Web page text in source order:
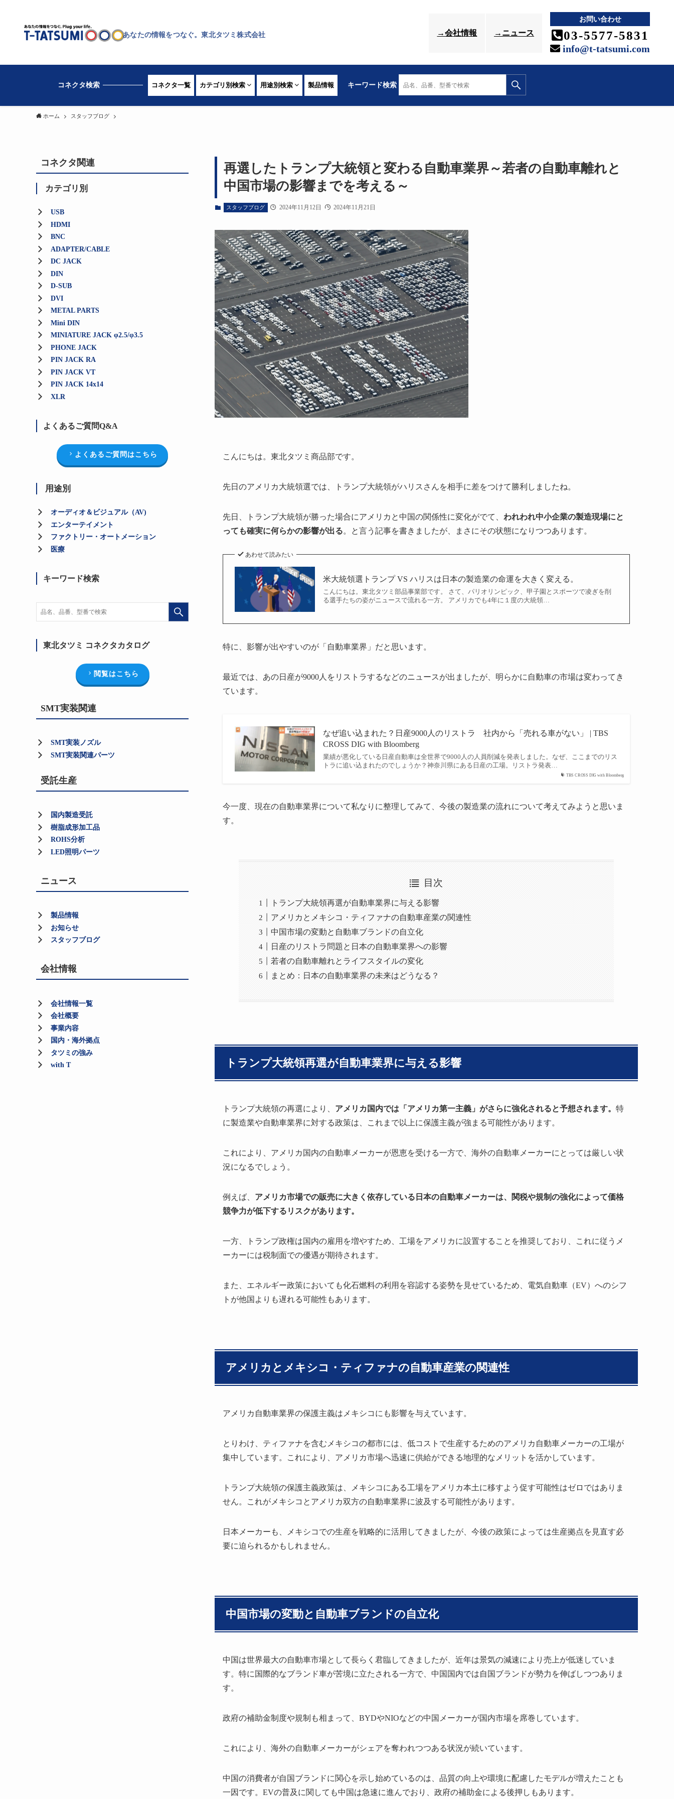
あなたの情報をつなぐ。東北タツミ株式会社 →会社情報 →ニュース
お問い合わせ
03-5577-5831
info@t-tatsumi.com
コネクタ一覧 カテゴリ別検索 用途別検索 製品情報 キーワード検索
ホーム スタッフブログ
再選したトランプ大統領と変わる自動車業界～若者の自動車離れと
中国市場の影響までを考える～
スタッフブログ 2024年11月12日 2024年11月21日
こんにちは。東北タツミ商品部です。
先日のアメリカ大統領選では、トランプ大統領がハリスさんを相手に差をつけて勝利しましたね。
先日、トランプ大統領が勝った場合にアメリカと中国の関係性に変化がでて、 われわれ中小企業の製造現場にと
っても確実に何らかの影響が出る。と言う記事を書きましたが、まさにその状態になりつつあります。
あわせて読みたい
米大統領選トランプ VS ハリスは日本の製造業の命運を大きく変える。
こんにちは。東北タツミ部品事業部です。 さて、パリオリンピック、甲子園とスポーツで凌ぎを削
る選手たちの姿がニュースで流れる一方。 アメリカでも4年に１度の大統領…
特に、影響が出やすいのが「自動車業界」だと思います。
最近では、あの日産が9000人をリストラするなどのニュースが出ましたが、明らかに自動車の市場は変わってき
ています。
TBS CROSS DIG with Bloomberg
なぜ追い込まれた？日産9000人のリストラ 社内から「売れる車がない」 | TBS
CROSS DIG with Bloomberg
業績が悪化している日産自動車は全世界で9000人の人員削減を発表しました。なぜ、ここまでのリス
トラに追い込まれたのでしょうか？神奈川県にある日産の工場。リストラ発表…
今一度、現在の自動車業界について私なりに整理してみて、今後の製造業の流れについて考えてみようと思いま
す。
目次
トランプ大統領再選が自動車業界に与える影響
アメリカとメキシコ・ティファナの自動車産業の関連性
中国市場の変動と自動車ブランドの自立化
日産のリストラ問題と日本の自動車業界への影響
若者の自動車離れとライフスタイルの変化
まとめ：日本の自動車業界の未来はどうなる？
トランプ大統領再選が自動車業界に与える影響
トランプ大統領の再選により、 アメリカ国内では「アメリカ第一主義」がさらに強化されると予想されます。 特
に製造業や自動車業界に対する政策は、これまで以上に保護主義が強まる可能性があります。
これにより、アメリカ国内の自動車メーカーが恩恵を受ける一方で、海外の自動車メーカーにとっては厳しい状
況になるでしょう。
例えば、 アメリカ市場での販売に大きく依存している日本の自動車メーカーは、関税や規制の強化によって価格
競争力が低下するリスクがあります。
一方、トランプ政権は国内の雇用を増やすため、工場をアメリカに設置することを推奨しており、これに従うメ
ーカーには税制面での優遇が期待されます。
また、エネルギー政策においても化石燃料の利用を容認する姿勢を見せているため、電気自動車（EV）へのシフ
トが他国よりも遅れる可能性もあります。
アメリカとメキシコ・ティファナの自動車産業の関連性
アメリカ自動車業界の保護主義はメキシコにも影響を与えています。
とりわけ、ティファナを含むメキシコの都市には、低コストで生産するためのアメリカ自動車メーカーの工場が
集中しています。これにより、アメリカ市場へ迅速に供給ができる地理的なメリットを活かしています。
トランプ大統領の保護主義政策は、メキシコにある工場をアメリカ本土に移すよう促す可能性はゼロではありま
せん。これがメキシコとアメリカ双方の自動車業界に波及する可能性があります。
日本メーカーも、メキシコでの生産を戦略的に活用してきましたが、今後の政策によっては生産拠点を見直す必
要に迫られるかもしれません。
中国市場の変動と自動車ブランドの自立化
中国は世界最大の自動車市場として長らく君臨してきましたが、近年は景気の減速により売上が低迷していま
す。特に国際的なブランド車が苦境に立たされる一方で、中国国内では自国ブランドが勢力を伸ばしつつありま
す。
政府の補助金制度や規制も相まって、BYDやNIOなどの中国メーカーが国内市場を席巻しています。
これにより、海外の自動車メーカーがシェアを奪われつつある状況が続いています。
中国の消費者が自国ブランドに関心を示し始めているのは、品質の向上や環境に配慮したモデルが増えたことも
一因です。EVの普及に関しても中国は急速に進んでおり、政府の補助金による後押しもあります。
コネクタ関連
カテゴリ別
USB
HDMI
BNC
ADAPTER/CABLE
DC JACK
DIN
D-SUB
DVI
METAL PARTS
Mini DIN
MINIATURE JACK φ2.5/φ3.5
PHONE JACK
PIN JACK RA
PIN JACK VT
PIN JACK 14x14
XLR
よくあるご質問Q&A
よくあるご質問はこちら
用途別
オーディオ＆ビジュアル（AV)
エンターテイメント
ファクトリー・オートメーション
医療
キーワード検索
東北タツミ コネクタカタログ
閲覧はこちら
SMT実装関連
SMT実装ノズル
SMT実装関連パーツ
受託生産
国内製造受託
樹脂成形加工品
ROHS分析
LED照明パーツ
ニュース
製品情報
お知らせ
スタッフブログ
会社情報
会社情報一覧
会社概要
事業内容
国内・海外拠点
タツミの強み
with T